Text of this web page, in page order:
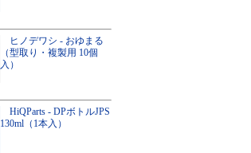
ヒノデワシ - おゆまる
（型取り・複製用 10個
入）
HiQParts - DPボトルJPS
130ml（1本入）